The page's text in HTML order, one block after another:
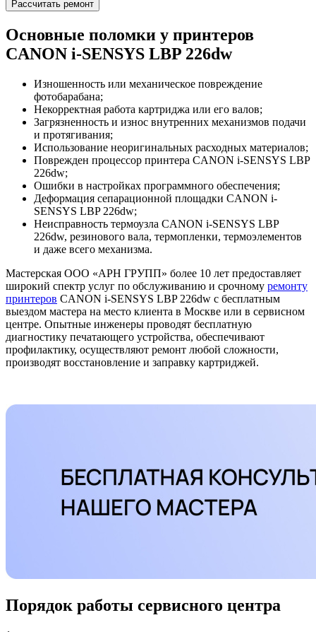
Рассчитать ремонт
Основные поломки у принтеров
CANON i-SENSYS LBP 226dw
Изношенность или механическое повреждение
фотобарабана;
Некорректная работа картриджа или его валов;
Загрязненность и износ внутренних механизмов подачи
и протягивания;
Использование неоригинальных расходных материалов;
Поврежден процессор принтера CANON i-SENSYS LBP
226dw;
Ошибки в настройках программного обеспечения;
Деформация сепарационной площадки CANON i-
SENSYS LBP 226dw;
Неисправность термоузла CANON i-SENSYS LBP
226dw, резинового вала, термопленки, термоэлементов
и даже всего механизма.
Мастерская ООО «АРН ГРУПП» более 10 лет предоставляет
широкий спектр услуг по обслуживанию и срочному ремонту
принтеров CANON i-SENSYS LBP 226dw с бесплатным
выездом мастера на место клиента в Москве или в сервисном
центре. Опытные инженеры проводят бесплатную
диагностику печатающего устройства, обеспечивают
профилактику, осуществляют ремонт любой сложности,
производят восстановление и заправку картриджей.
Порядок работы сервисного центра